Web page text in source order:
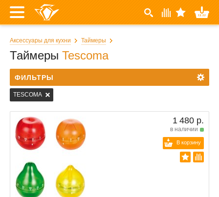
Аксессуары для кухни Таймеры
Таймеры Tescoma
ФИЛЬТРЫ
TESCOMA
1 480 р.
в наличии
В корзину